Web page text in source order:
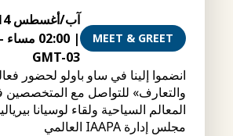
MEET & GREET
آب/أغسطس 14, 2026
| 02:00 مساء -
GMT-03
انضموا إلينا في ساو باولو لحضور
والتعارف» للتواصل مع
المعالم السياحية ولقاء لوسيانا
مجلس إدارة IAAPA العالمي